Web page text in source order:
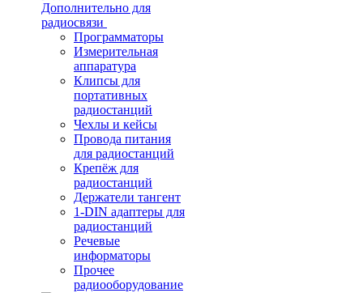
Дополнительно для
радиосвязи
Программаторы
Измерительная
аппаратура
Клипсы для
портативных
радиостанций
Чехлы и кейсы
Провода питания
для радиостанций
Крепёж для
радиостанций
Держатели тангент
1-DIN адаптеры для
радиостанций
Речевые
информаторы
Прочее
радиооборудование